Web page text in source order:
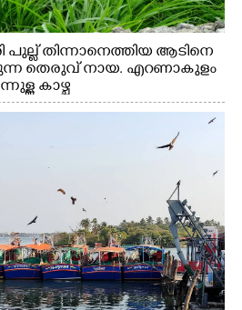
പുല്ല് തിന്നാനെത്തിയ ആടിനെ
തെരുവ് നായ. എറണാകുളം
കാഴ്ച